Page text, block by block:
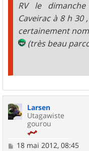
RV le
Caveirac à 8 h
certainement
(très beau
Larsen
Utagawiste
gourou
M18 mai 2012, 08:45